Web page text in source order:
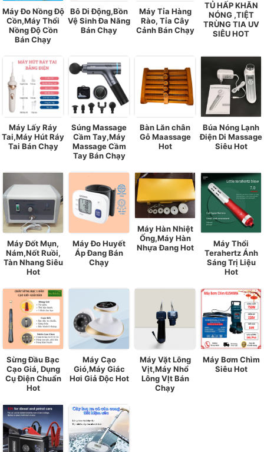
Máy Đo Nồng Độ
Cồn,Máy Thổi
Nồng Độ Cồn
Bán Chạy
Bô Di Động,Bồn
Vệ Sinh Đa Năng
Bán Chạy
Máy Tỉa Hàng
Rào, Tỉa Cây
Cảnh Bán Chạy
TỦ HẤP KHĂN
NÓNG ,TIỆT
TRÙNG TIA UV
SIÊU HOT
Máy Lấy Ráy
Tai,Máy Hút Ráy
Tai Bán Chạy
Súng Massage
Cầm Tay,Máy
Massage Cầm
Tay Bán Chạy
Bàn Lăn chân
Gỗ Maassage
Hot
Búa Nóng Lạnh
Điện Di Massage
Siêu Hot
Máy Đốt Mụn,
Nám,Nốt Ruồi,
Tàn Nhang Siêu
Hot
Máy Đo Huyết
Áp Đang Bán
Chạy
Máy Hàn Nhiệt
Ống,Máy Hàn
Nhựa Đang Hot
Máy Thổi
Terahertz Ánh
Sáng Trị Liệu
Hot
Sừng Đầu Bạc
Cạo Giá, Dụng
Cụ Điện Chuẩn
Hot
Máy Cạo
Gió,Máy Giác
Hơi Giả Độc Hot
Máy Vặt Lông
Vịt,Máy Nhổ
Lông VỊt Bán
Chạy
Máy Bơm Chìm
Siêu Hot